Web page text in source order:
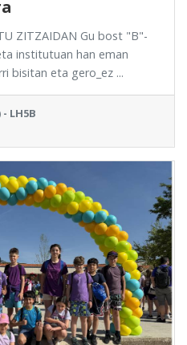
ZITZAIDAN Gu bost "B"-
institutuan han eman
bisitan eta gero_ez ...
LH5B